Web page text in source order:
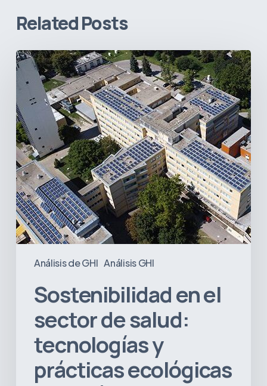
Related Posts
Análisis de GHI Análisis GHI
Sostenibilidad
en
sector
de
salud:
tecnologías
y
prácticas
ecológicas
en
América
Latina
Sostenibilidad en el
sector de salud:
tecnologías y
prácticas ecológicas